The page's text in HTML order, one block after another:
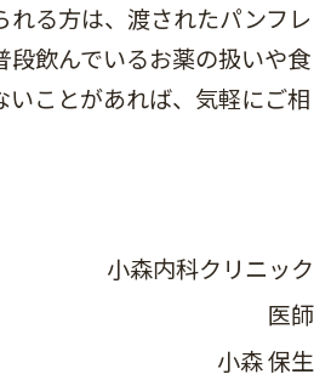
れる方は、渡されたパンフレ
段飲んでいるお薬の扱いや食
いことがあれば、気軽にご相
小森内科クリニック
医師
小森 保生